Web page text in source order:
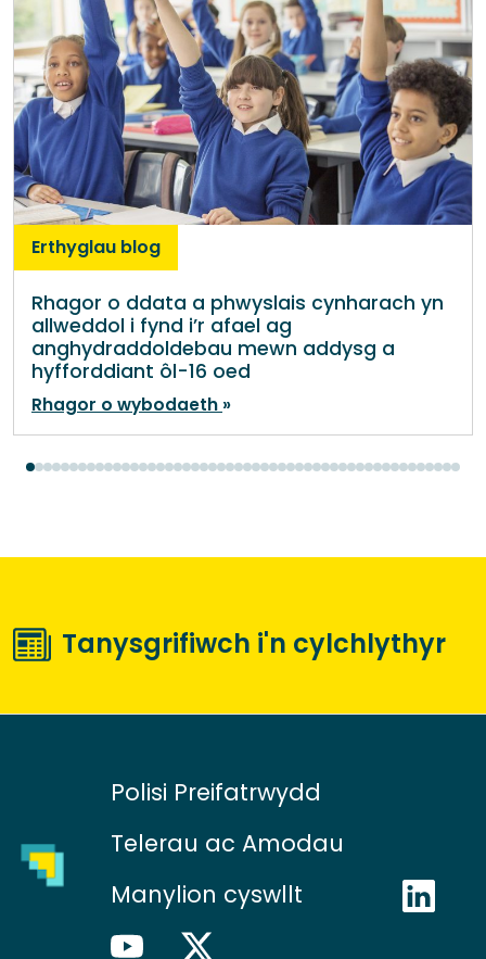
Erthyglau blog
Rhagor o ddata a phwyslais cynharach yn
allweddol i fynd i’r afael ag
anghydraddoldebau mewn addysg a
hyfforddiant ôl-16 oed
Rhagor o wybodaeth
Tanysgrifiwch i'n cylchlythyr
Polisi Preifatrwydd
Telerau ac Amodau
Manylion cyswllt